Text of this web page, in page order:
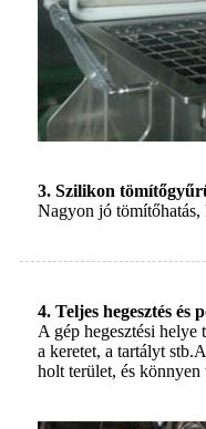
3. Szilikon
Nagyon jó tömítőhatás,
4. Teljes hegesztés és
A gép hegesztési helye
a keretet, a tartályt stb.
holt terület, és könnyen